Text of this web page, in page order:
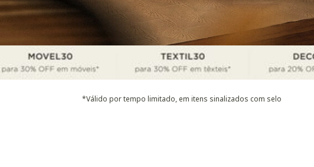
*Válido por tempo limitado, em itens sinalizados com selo